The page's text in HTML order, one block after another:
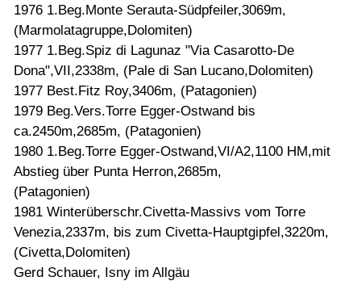
1976 1.Beg.Monte Serauta-Südpfeiler,3069m,
(Marmolatagruppe,Dolomiten)
1977 1.Beg.Spiz di Lagunaz "Via Casarotto-De
Dona",VII,2338m, (Pale di San Lucano,Dolomiten)
1977 Best.Fitz Roy,3406m, (Patagonien)
1979 Beg.Vers.Torre Egger-Ostwand bis
ca.2450m,2685m, (Patagonien)
1980 1.Beg.Torre Egger-Ostwand,VI/A2,1100 HM,mit
Abstieg über Punta Herron,2685m,
(Patagonien)
1981 Winterüberschr.Civetta-Massivs vom Torre
Venezia,2337m, bis zum Civetta-Hauptgipfel,3220m,
(Civetta,Dolomiten)
Gerd Schauer, Isny im Allgäu